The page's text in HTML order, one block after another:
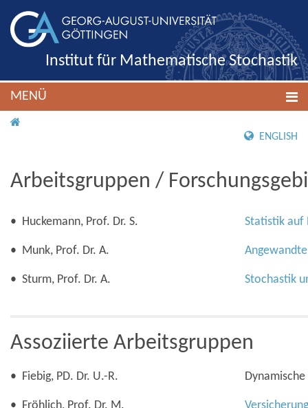
Institut für Mathematische Stochastik
MENÜ
ENGLISH
Arbeitsgruppen /
• Huckemann, Prof. Dr. S. Statistik auf
• Munk, Prof. Dr. A.
• Sturm, Prof. Dr. A. Stochastik
Assoziierte Arbeitsgruppen
• Fiebig, PD. Dr. U.-R. Dynamische